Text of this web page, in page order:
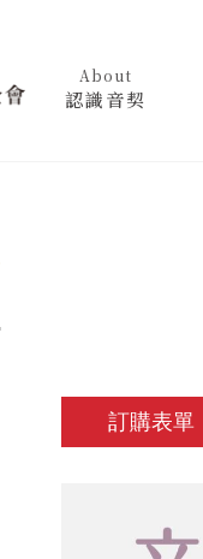
About
認識音契
訂購表單